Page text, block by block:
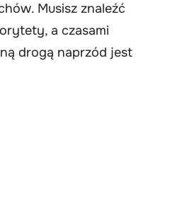
Musisz znaleźć
a czasami
drogą naprzód jest